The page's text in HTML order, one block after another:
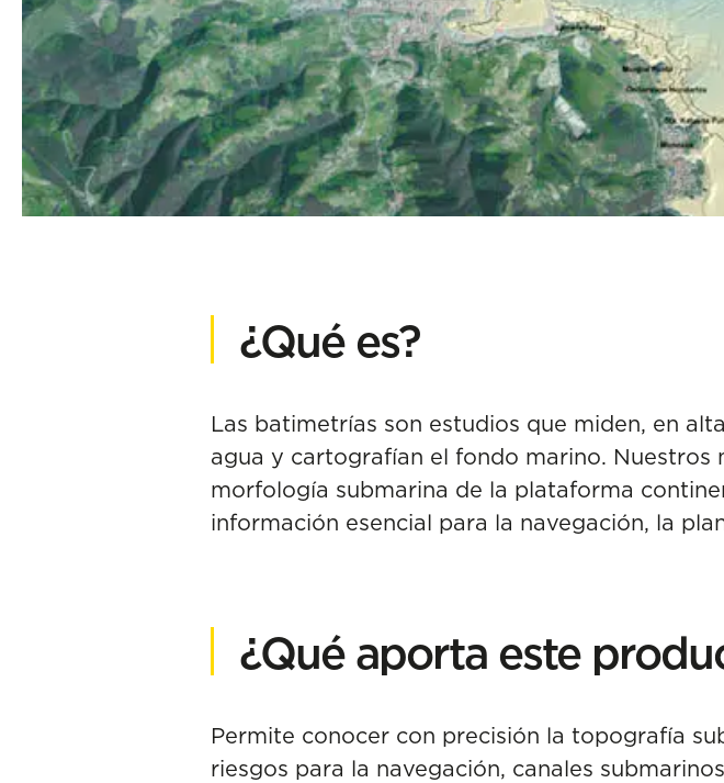
¿Qué es?
Las batimetrías son estudios que miden, en
agua y cartografían el fondo marino.
morfología submarina de la plataforma
información esencial para la navegación, la
¿Qué aporta este
Permite conocer con precisión la topografía
riesgos para la navegación, canales